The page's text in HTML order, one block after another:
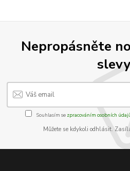
Nepropásněte
Souhlasím se zpracováním osobních
Můžete se kdykoli odhlásit.